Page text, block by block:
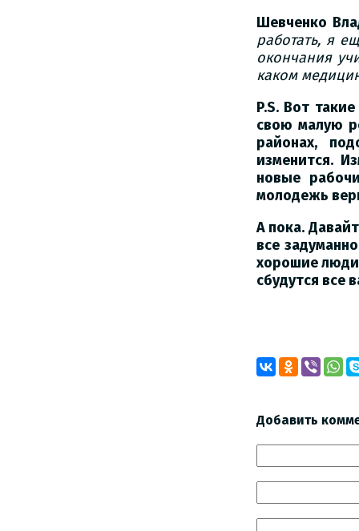
Шевченко
работать, я
окончания
каком
P.S. Вот
свою малую
районах,
изменится.
новые
молодежь
А пока.
все
хорошие
сбудутся все
Добавить